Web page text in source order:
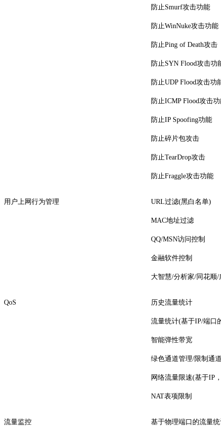
防止Smurf攻击功能
防止WinNuke攻击功能
防止Ping of Death攻击
防止SYN Flood攻击功
防止UDP Flood攻击功
防止ICMP Flood攻击
防止IP Spoofing功能
防止碎片包攻击
防止TearDrop攻击
防止Fraggle攻击功能
用户上网行为管理 URL过滤(黑白名单)
MAC地址过滤
QQ/MSN访问控制
金融软件控制
大智慧/分析家/同花顺
QoS 历史流量统计
流量统计(基于IP/端口
智能弹性带宽
绿色通道管理/限制通
网络流量限速(基于IP
NAT表项限制
流量监控 基于物理端口的流量